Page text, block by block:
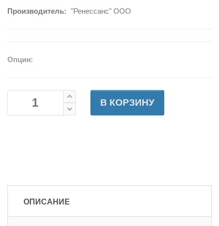
Производитель: "Ренессанс" ООО
Опции:
В КОРЗИНУ
ОПИСАНИЕ